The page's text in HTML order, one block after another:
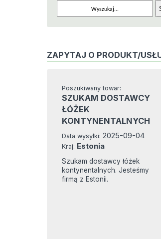
ZAPYTAJ O PRODUKT/
Poszukiwany towar:
SZUKAM DOSTAWCY
ŁÓŻEK
KONTYNENTALNYCH
Data wysyłki:2025-09-04
Kraj: Estonia
Szukam dostawcy łóżek
kontynentalnych. Jesteśmy
firmą z Estonii.